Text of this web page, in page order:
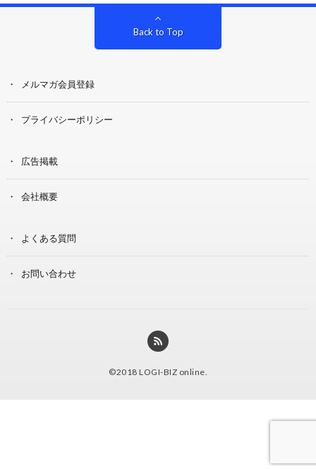
Back to Top
メルマガ会員登録
プライバシーポリシー
広告掲載
会社概要
よくある質問
お問い合わせ
©2018 LOGI-BIZ online.